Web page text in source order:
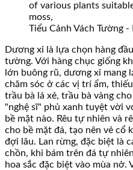
Tiểu Cảnh Vách Tường -
Dương xỉ là lựa chọn hàng
tường. Với hàng chục giống
lớn buông rũ, dương xỉ mang
chăm sóc ở các vị trí ẩm,
trầu bà lá xẻ, trầu bà vàng
"nghệ sĩ" phủ xanh tuyệt vời
bề mặt nào. Rêu tự nhiên và
cho bề mặt đá, tạo nên vẻ cổ
đợi lâu. Lan rừng, đặc biệt là
chồn, khi bám trên đá tự
hoa sắc đặc biệt vào mùa nở.